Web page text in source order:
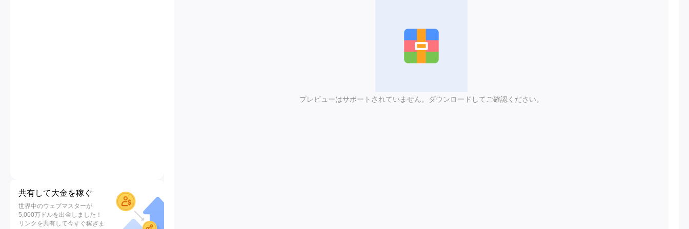
共有して大金を稼ぐ
世界中のウェブマスターが
5,000万ドルを出金しました！
リンクを共有して今すぐ稼ぎま
プレビューはサポートされていません。ダウンロードしてご確認ください。